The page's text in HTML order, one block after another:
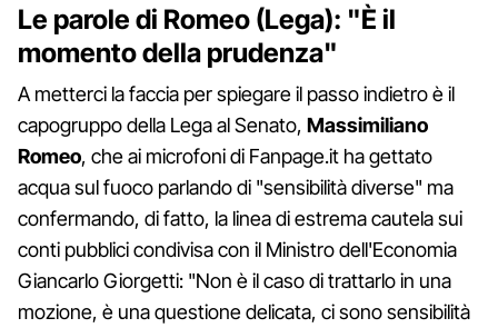
Le parole di Romeo (Lega): "È il
momento della prudenza"
A metterci la faccia per spiegare il passo indietro è il
capogruppo della Lega al Senato, Massimiliano
Romeo, che ai microfoni di Fanpage.it ha gettato
acqua sul fuoco parlando di "sensibilità diverse" ma
confermando, di fatto, la linea di estrema cautela sui
conti pubblici condivisa con il Ministro dell'Economia
Giancarlo Giorgetti: "Non è il caso di trattarlo in una
mozione, è una questione delicata, ci sono sensibilità